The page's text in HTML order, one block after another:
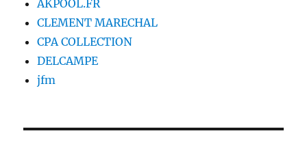
AKPOOL.FR
CLEMENT MARECHAL
CPA COLLECTION
DELCAMPE
jfm